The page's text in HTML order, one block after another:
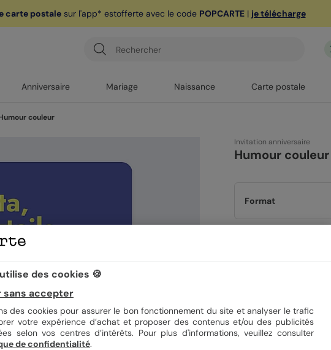
carte postalesur l'app* estofferte avec le code POPCARTE| je télécharge
Anniversaire Mariage Naissance Carte postale
couleur
Invitation anniversaire
Humour couleur
Format
des cookies 🍪
sans accepter
des cookies pour assurer le bon fonctionnement du site et analyser le trafic
votre expérience d’achat et proposer des contenus et/ou des publicités
selon vos centres d’intérêts. Pour plus d'informations, veuillez consulter
de confidentialité.